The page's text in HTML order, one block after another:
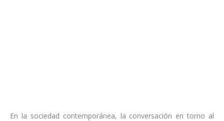
En la sociedad contemporánea, la conversación en torno al